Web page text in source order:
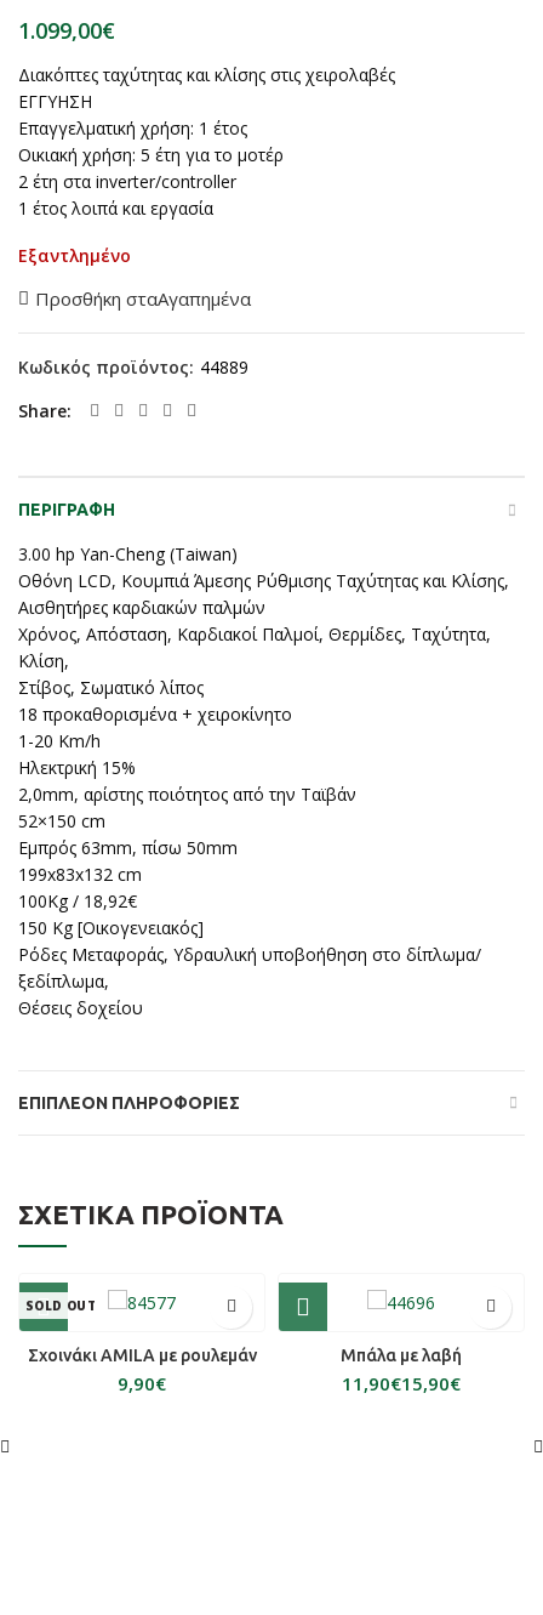
€
Διακόπτες ταχύτητας και κλίσης στις χειρολαβές
ΕΓΓΥΗΣΗ
Επαγγελματική χρήση: 1 έτος
Οικιακή χρήση: 5 έτη για το μοτέρ
2 έτη στα inverter/controller
1 έτος λοιπά και εργασία
Εξαντλημένο
Προσθήκη σταΑγαπημένα
Κωδικός προϊόντος: 44889
Share
ΠΕΡΙΓΡΑΦΉ
3.00 hp Yan-Cheng (Taiwan)
Οθόνη LCD, Κουμπιά Άμεσης Ρύθμισης Ταχύτητας και Κλίσης,
Αισθητήρες καρδιακών παλμών
Χρόνος, Απόσταση, Καρδιακοί Παλμοί, Θερμίδες, Ταχύτητα,
Κλίση,
Στίβος, Σωματικό λίπος
18 προκαθορισμένα + χειροκίνητο
1-20 Km/h
Ηλεκτρική 15%
2,0mm, αρίστης ποιότητος από την Ταϊβάν
52×150 cm
Εμπρός 63mm, πίσω 50mm
199x83x132 cm
100Kg / 18,92€
150 Kg [Οικογενειακός]
Ρόδες Μεταφοράς, Υδραυλική υποβοήθηση στο δίπλωμα/
ξεδίπλωμα,
Θέσεις δοχείου
ΕΠΙΠΛΈΟΝ ΠΛΗΡΟΦΟΡΊΕΣ
ΣΧΕΤΙΚΆ ΠΡΟΪΌΝΤΑ
SOLD OUT
Σχοινάκι AMILA με ρουλεμάν
€
Μπάλα με λαβή
€ €